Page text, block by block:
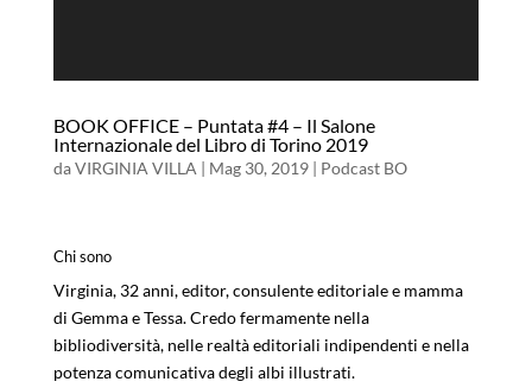
BOOK OFFICE – Puntata #4 – Il Salone
Internazionale del Libro di Torino 2019
daVIRGINIA VILLA | Mag 30, 2019| Podcast BO
Chi sono
Virginia, 32 anni, editor, consulente editoriale e mamma
di Gemma e Tessa. Credo fermamente nella
bibliodiversità, nelle realtà editoriali indipendenti e nella
potenza comunicativa degli albi illustrati.